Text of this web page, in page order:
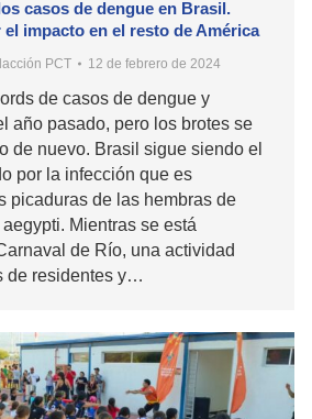
casos de dengue en Brasil.
impacto en el resto de América
PCT 12 de febrero de 2024
de casos de dengue y
año pasado, pero los brotes se
de nuevo. Brasil sigue siendo el
por la infección que es
picaduras de las hembras de
Mientras se está
de Río, una actividad
de residentes y…